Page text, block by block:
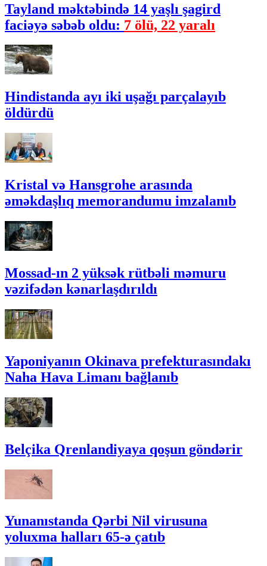
Tayland məktəbində 14 yaşlı şagird
faciəyə səbəb oldu: 7 ölü, 22 yaralı
Hindistanda ayı iki uşağı parçalayıb
öldürdü
Kristal və Hansgrohe arasında
əməkdaşlıq memorandumu imzalanıb
Mossad-ın 2 yüksək rütbəli məmuru
vəzifədən kənarlaşdırıldı
Yaponiyanın Okinava prefekturasındakı
Naha Hava Limanı bağlanıb
Belçika Qrenlandiyaya qoşun göndərir
Yunanıstanda Qərbi Nil virusuna
yoluxma halları 65-ə çatıb